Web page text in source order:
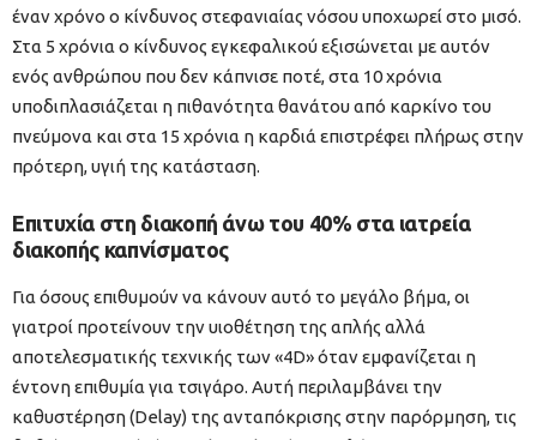
έναν χρόνο ο κίνδυνος στεφανιαίας νόσου υποχωρεί στο μισό.
Στα 5 χρόνια ο κίνδυνος εγκεφαλικού εξισώνεται με αυτόν
ενός ανθρώπου που δεν κάπνισε ποτέ, στα 10 χρόνια
υποδιπλασιάζεται η πιθανότητα θανάτου από καρκίνο του
πνεύμονα και στα 15 χρόνια η καρδιά επιστρέφει πλήρως στην
πρότερη, υγιή της κατάσταση.
Επιτυχία στη διακοπή άνω του 40% στα ιατρεία
διακοπής καπνίσματος
Για όσους επιθυμούν να κάνουν αυτό το μεγάλο βήμα, οι
γιατροί προτείνουν την υιοθέτηση της απλής αλλά
αποτελεσματικής τεχνικής των «4D» όταν εμφανίζεται η
έντονη επιθυμία για τσιγάρο. Αυτή περιλαμβάνει την
καθυστέρηση (Delay) της ανταπόκρισης στην παρόρμηση, τις